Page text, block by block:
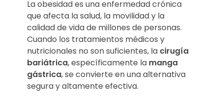
La obesidad es una enfermedad crónica
que afecta la salud, la movilidad y la
calidad de vida de millones de personas.
Cuando los tratamientos médicos y
nutricionales no son suficientes, la cirugía
bariátrica, específicamente la manga
gástrica, se convierte en una alternativa
segura y altamente efectiva.